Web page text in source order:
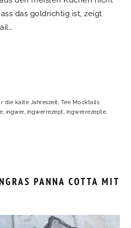
das goldrichtig ist, zeigt
die kalte Jahreszeit, Tee Mocktails
, ingwer, ingwerrezept, ingwerrezepte,
PANNA COTTA MIT